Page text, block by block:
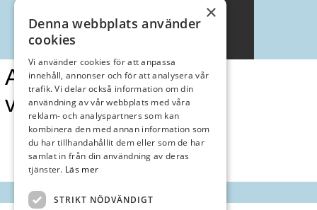
Annonsmarknan
vecka 8
×
Denna webbplats använder
cookies
Vi använder cookies för att anpassa
innehåll, annonser och för att analysera vår
trafik. Vi delar också information om din
användning av vår webbplats med våra
reklam- och analyspartners som kan
kombinera den med annan information som
du har tillhandahållit dem eller som de har
samlat in från din användning av deras
tjänster. Läs mer
STRIKT NÖDVÄNDIGT